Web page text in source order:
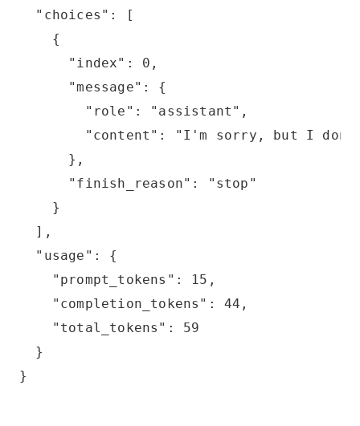
  "choices": [
    {
      "index": 0,
      "message": {
        "role": "assistant",
"content": "I'm sorry, but I
      },
      "finish_reason": "stop"
    }
  ],
  "usage": {
    "prompt_tokens": 15,
    "completion_tokens": 44,
    "total_tokens": 59
  }
}